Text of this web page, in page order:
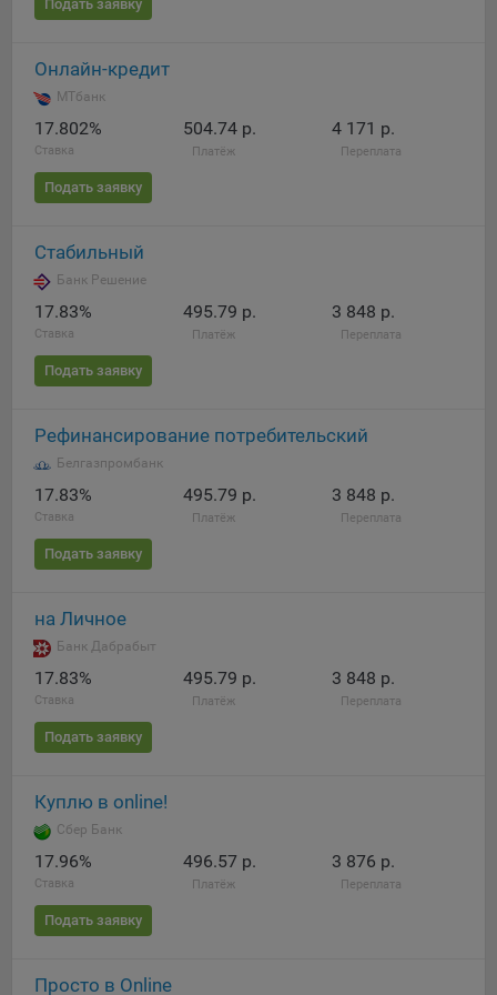
Яндекса рекламная сеть (Yandex Mobile Ads, ADFOX) -
Europe AG, Werftestrasse 4, CH-6005 Luzern, Switzerland.
Google Ads - сервис показа контекстной рекламы,
предоставляемый компанией Google Ireland Ltd, Gordon
House Barrow Street Dublin 4, D04E5W5 Ireland.
Сохранить по умолчанию
Подать заявку
Онлайн-кредит
МТбанк
17.802%
Ставка
504.74 р.
Платёж
4 171 р.
Переплата
Подать заявку
Стабильный
Банк Решение
17.83%
Ставка
495.79 р.
Платёж
3 848 р.
Переплата
Подать заявку
Рефинансирование потребительский
Белгазпромбанк
17.83%
Ставка
495.79 р.
Платёж
3 848 р.
Переплата
Подать заявку
на Личное
Банк Дабрабыт
17.83%
Ставка
495.79 р.
Платёж
3 848 р.
Переплата
Подать заявку
Куплю в online!
Сбер Банк
17.96%
Ставка
496.57 р.
Платёж
3 876 р.
Переплата
Подать заявку
Просто в Online